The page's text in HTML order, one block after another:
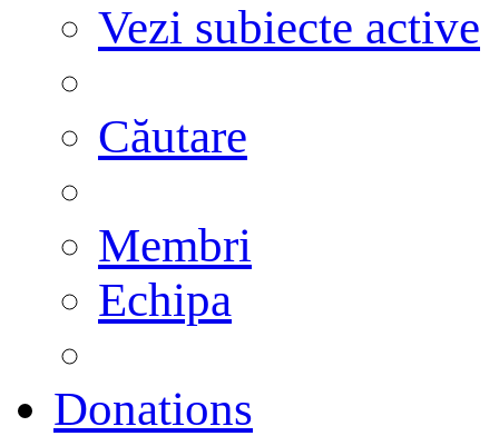
Vezi subiecte active
Căutare
Membri
Echipa
Donations